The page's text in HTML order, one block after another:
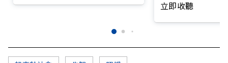
立即收聽